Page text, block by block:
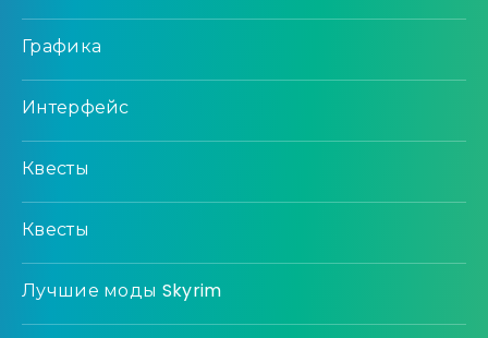
Графика
Интерфейс
Квесты
Квесты
Лучшие моды Skyrim